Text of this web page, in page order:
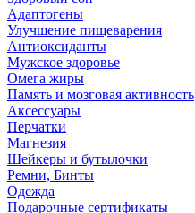
Адаптогены
Улучшение пищеварения
Антиоксиданты
Мужское здоровье
Омега жиры
Память и мозговая активность
Аксессуары
Перчатки
Магнезия
Шейкеры и бутылочки
Ремни, Бинты
Одежда
Подарочные сертификаты